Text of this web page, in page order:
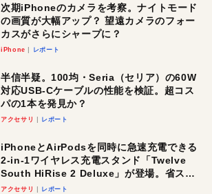
次期iPhoneのカメラを考察。ナイトモード
の画質が大幅アップ？ 望遠カメラのフォー
カスがさらにシャープに？
iPhone レポート
半信半疑。100均・Seria（セリア）の60W
対応USB-Cケーブルの性能を検証。超コス
パの1本を発見か？
アクセサリ レポート
iPhoneとAirPodsを同時に急速充電できる
2-in-1ワイヤレス充電スタンド「Twelve
South HiRise 2 Deluxe」が登場。省スペ
ースでおしゃれに充電したい人にオスス
アクセサリ レポート